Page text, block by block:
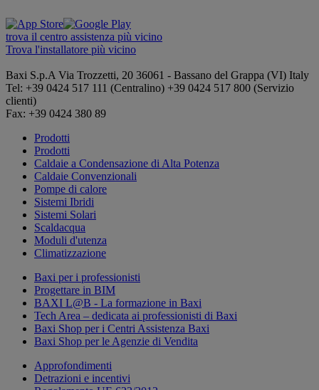
trova il centro assistenza più vicino
Trova l'installatore più vicino
Baxi S.p.A Via Trozzetti, 20 36061 - Bassano del Grappa (VI) Italy
Tel: +39 0424 517 111 (Centralino) +39 0424 517 800 (Servizio
clienti)
Fax: +39 0424 380 89
Prodotti
Prodotti
Caldaie a Condensazione di Alta Potenza
Caldaie Convenzionali
Pompe di calore
Sistemi Ibridi
Sistemi Solari
Scaldacqua
Moduli d'utenza
Climatizzazione
Baxi per i professionisti
Progettare in BIM
BAXI L@B - La formazione in Baxi
Tech Area – dedicata ai professionisti di Baxi
Baxi Shop per i Centri Assistenza Baxi
Baxi Shop per le Agenzie di Vendita
Approfondimenti
Detrazioni e incentivi